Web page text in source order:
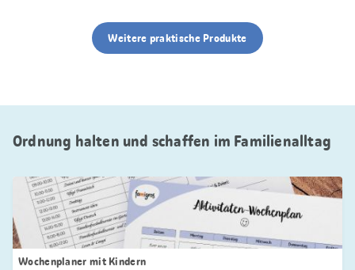
Weitere praktische Produkte
Ordnung halten und schaffen im Familienalltag
Wochenplaner mit Kindern